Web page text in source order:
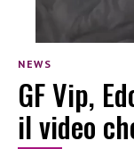
NEWS
GF Vip,
il video